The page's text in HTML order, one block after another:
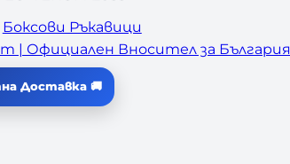
Боксови Ръкавици
| Официален Вносител за България
Доставка 🚚